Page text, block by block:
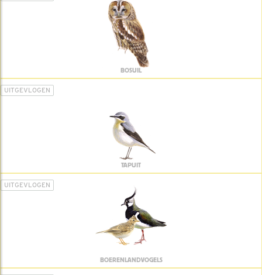
BOSUIL
UITGEVLOGEN
TAPUIT
UITGEVLOGEN
BOERENLANDVOGELS